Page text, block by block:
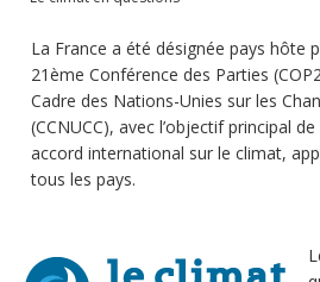
Soutien technique
Données
Emplois/Stages/Formations
Actualités
La France a été désignée pays hôte
21ème Conférence des Parties
Cadre des Nations-Unies sur les
(CCNUCC), avec l’objectif principal
accord international sur le climat,
tous les pays.